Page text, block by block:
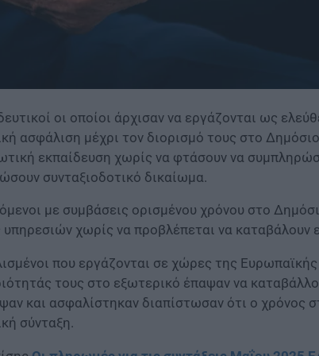
οι οποίοι άρχισαν να εργάζονται ως
ασφάλιση μέχρι τον διορισμό τους στο
εκπαίδευση χωρίς να φτάσουν να
συνταξιοδοτικό δικαίωμα.
με συμβάσεις ορισμένου χρόνου στο
χωρίς να προβλέπεται να καταβάλουν
που εργάζονται σε χώρες της
τους στο εξωτερικό έπαψαν να
και ασφαλίστηκαν διαπίστωσαν ότι ο χρόνος
σύνταξη.